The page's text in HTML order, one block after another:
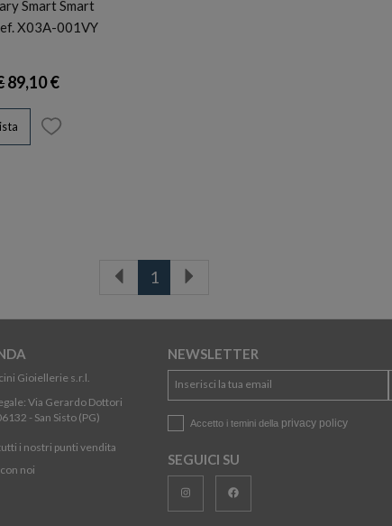
Smart Smart
X03A-001VY
89,10 €
1
Gioiellerie s.r.l.
Via Gerardo Dottori
- San Sisto (PG)
i nostri punti vendita
noi
NEWSLETTER
Accetto i temini della privacy policy
SEGUICI SU